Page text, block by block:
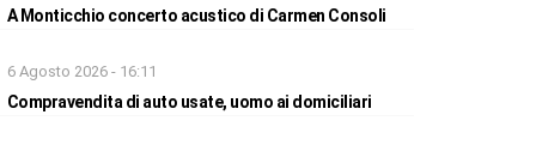
A Monticchio concerto acustico di Carmen Consoli
6 Agosto 2026 - 16:11
Compravendita di auto usate, uomo ai domiciliari